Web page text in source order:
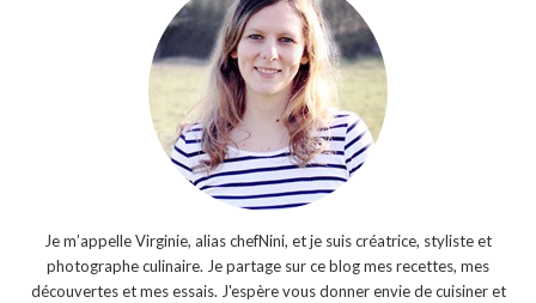
Je m’appelle Virginie, alias chefNini, et je suis créatrice, styliste et
photographe culinaire. Je partage sur ce blog mes recettes, mes
découvertes et mes essais. J'espère vous donner envie de cuisiner et